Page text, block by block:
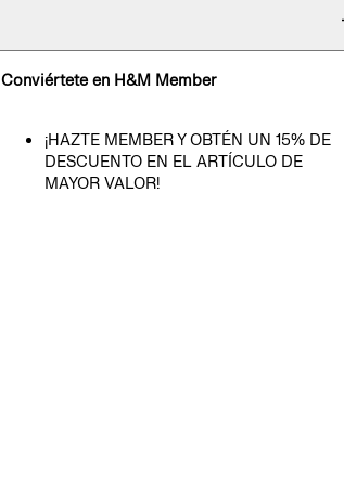
Conviértete en H&M Member
¡HAZTE MEMBER Y OBTÉN UN 15% DE
DESCUENTO EN EL ARTÍCULO DE
MAYOR VALOR!